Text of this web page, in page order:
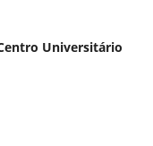
Universitário